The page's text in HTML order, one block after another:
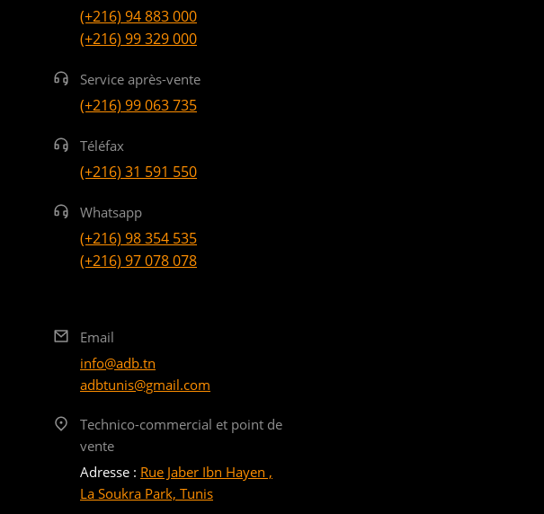
(+216) 94 883 000
(+216) 99 329 000
Service après-vente
(+216) 99 063 735
Téléfax
(+216) 31 591 550
Whatsapp
(+216) 98 354 535
(+216) 97 078 078
Email
info@adb.tn
adbtunis@gmail.com
Technico-commercial et point de
vente
Adresse : Rue Jaber Ibn Hayen ,
La Soukra Park, Tunis